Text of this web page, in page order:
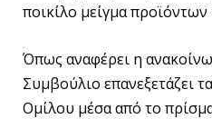
ποικίλο μείγμα
Όπως αναφέρει η
Συμβούλιο επανεξετάζει
Ομίλου μέσα από το